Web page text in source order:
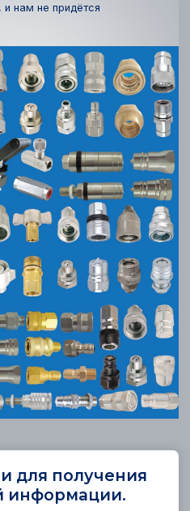
нам не придётся
для получения
информации.